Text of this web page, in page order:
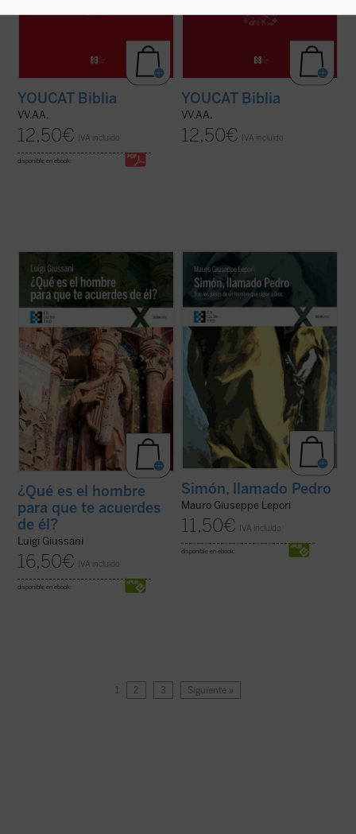
YOUCAT Biblia
VV.AA.
12,50€ IVA incluido
disponible en ebook:
YOUCAT Biblia
VV.AA.
12,50€ IVA incluido
El presente libro recoge los comentarios
realizados por don Giussani a una
cuarentena de salmos y textos
significativos del Antiguo Testamento, al
hilo de la Liturgia. «La lectura de estos
comentarios de don Giussani a los salmos
nos introduce ...(ver ficha)
¿Qué es el hombre
para que te acuerdes
de él?
Luigi Giussani
16,50€ IVA incluido
disponible en ebook:
sencilla, profunda y apasionada de la vida
de san Pedro desde que conoció a Jesús y,
dejándolo todo, lo siguió, hasta su último
Lepori nos ...
Simón, llamado Pedro
Mauro Giuseppe Lepori
11,50€ IVA incluido
disponible en ebook:
1 2 3 Siguiente »